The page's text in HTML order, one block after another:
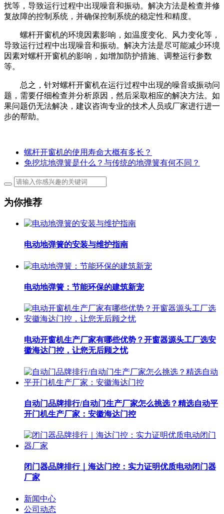
扰等，导致运行过程中出现噪音和振动。解决方法是检查并修
复故障的控制系统，并确保控制系统的稳定性和精度。
螺杆开窗机的环境因素影响，如温度变化、风力变化等，
导致运行过程中出现噪音和振动。解决方法是尽可能减少环境
因素对螺杆开窗机的影响，如增加防护措施、调整运行参数
等。
总之，针对螺杆开窗机在运行过程中出现的噪音或振动问
题，需要仔细检查并分析原因，然后采取相应的解决方法。如
果问题仍无法解决，建议咨询专业的技术人员或厂家进行进一
步的帮助。
螺杆开窗机的使用寿命大概有多长？
免挖坑地弹簧是什么？与传统的地弹簧有何不同？
为你推荐
电动地弹簧的安装与维护指南
电动地弹簧：节能环保的建筑新宠
电动开窗机生产厂家有哪些优势？开窗器源头工厂选安
徽海达门控，让您无后顾之忧
自动门品牌排行/自动门生产厂家怎么挑选？精选自动平
开门机生产厂家：安徽海达门控
闭门器品牌排行｜海达门控：实力证明优质电动闭门器
厂家
新闻中心
公司动态